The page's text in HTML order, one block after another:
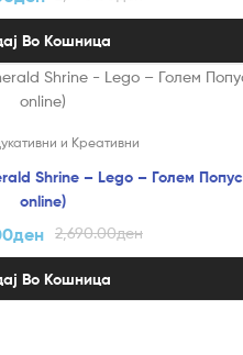
Во Кошница
и Креативни
Shrine – Lego – Голем
online)
2,690.00ден
ден
Во Кошница